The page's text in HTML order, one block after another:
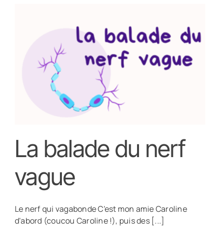
La balade du nerf
vague
Le nerf qui vagabonde C'est mon amie Caroline
d'abord (coucou Caroline !), puis des [...]